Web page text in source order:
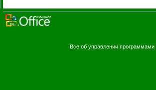
Все об управлении программами